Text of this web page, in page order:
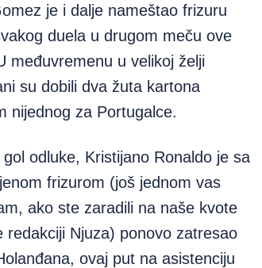
je i dalje nameštao frizuru
duela u drugom meču ove
međuvremenu u velikoj želji
su dobili dva žuta kartona
nijednog za Portugalce.
gol odluke, Kristijano Ronaldo je sa
frizurom (još jednom vas
ako ste zaradili na naše kvote
redakciji Njuza) ponovo zatresao
ovaj put na asistenciju